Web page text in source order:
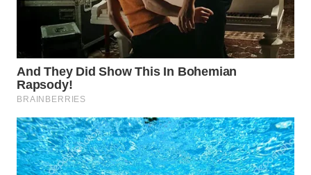
WN
BINTAN
WN
MANDALIKA
LIKUPANG
WN